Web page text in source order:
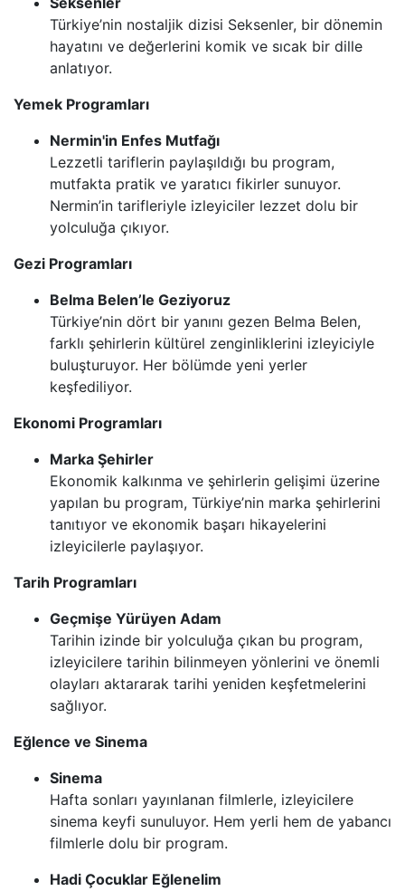
Türkiye’nin nostaljik dizisi Seksenler, bir dönemin
hayatını ve değerlerini komik ve sıcak bir dille
anlatıyor.
Yemek Programları
Nermin'in Enfes Mutfağı
Lezzetli tariflerin paylaşıldığı bu program,
mutfakta pratik ve yaratıcı fikirler sunuyor.
Nermin’in tarifleriyle izleyiciler lezzet dolu bir
yolculuğa çıkıyor.
Gezi Programları
Belma Belen’le Geziyoruz
Türkiye’nin dört bir yanını gezen Belma Belen,
farklı şehirlerin kültürel zenginliklerini izleyiciyle
buluşturuyor. Her bölümde yeni yerler
keşfediliyor.
Ekonomi Programları
Marka Şehirler
Ekonomik kalkınma ve şehirlerin gelişimi üzerine
yapılan bu program, Türkiye’nin marka şehirlerini
tanıtıyor ve ekonomik başarı hikayelerini
izleyicilerle paylaşıyor.
Tarih Programları
Geçmişe Yürüyen Adam
Tarihin izinde bir yolculuğa çıkan bu program,
izleyicilere tarihin bilinmeyen yönlerini ve önemli
olayları aktararak tarihi yeniden keşfetmelerini
sağlıyor.
Eğlence ve Sinema
Sinema
Hafta sonları yayınlanan filmlerle, izleyicilere
sinema keyfi sunuluyor. Hem yerli hem de yabancı
filmlerle dolu bir program.
Hadi Çocuklar Eğlenelim